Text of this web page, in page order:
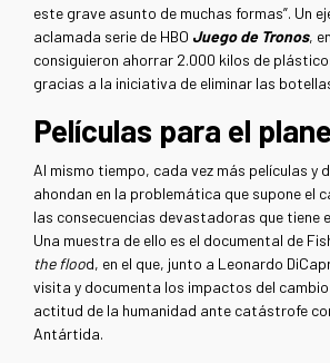
este grave asunto de muchas formas”. Un
aclamada serie de HBO Juego de Tronos,
consiguieron ahorrar 2.000 kilos de
gracias a la iniciativa de eliminar las
Películas para el
Al mismo tiempo, cada vez más películas y
ahondan en la problemática que supone el
las consecuencias devastadoras que tiene
Una muestra de ello es el documental de
the flood, en el que, junto a Leonardo
visita y documenta los impactos del
actitud de la humanidad ante catástrofe
Antártida.